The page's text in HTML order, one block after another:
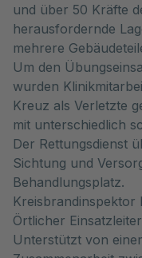
und über 50 Kräfte
herausfordernde
mehrere
Um den
wurden
Kreuz als Verletzte
mit unterschiedlich
Der Rettungsdienst
Sichtung und
Behandlungsplatz.
Kreisbrandinspektor
Örtlicher
Unterstützt von